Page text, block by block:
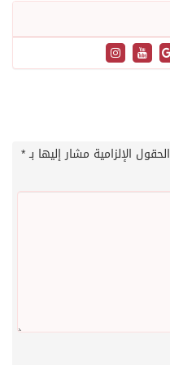
الحقول الإلزامية مشار إليها بـ*